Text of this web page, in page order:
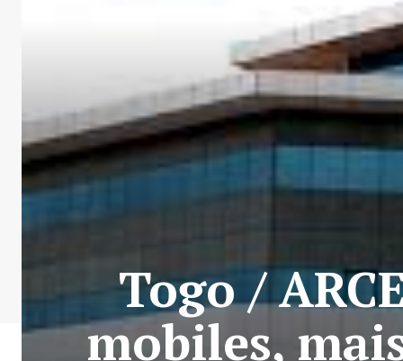
Togo /
mobiles,